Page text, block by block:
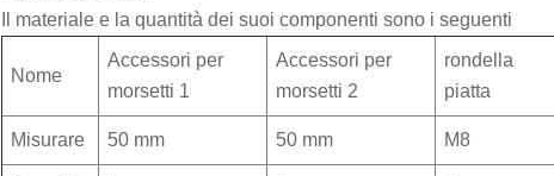
Il materiale e la quantità dei suoi componenti sono i seguenti
Nome
Accessori per
morsetti 1
Accessori per
morsetti 2
rondella
piatta
Misurare 50 mm 50 mm M8